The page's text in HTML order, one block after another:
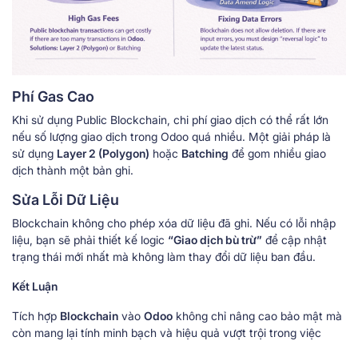
Phí Gas Cao
Khi sử dụng Public Blockchain, chi phí giao dịch có thể rất lớn
nếu số lượng giao dịch trong Odoo quá nhiều. Một giải pháp là
sử dụng Layer 2 (Polygon) hoặc Batching để gom nhiều giao
dịch thành một bản ghi.
Sửa Lỗi Dữ Liệu
Blockchain không cho phép xóa dữ liệu đã ghi. Nếu có lỗi nhập
liệu, bạn sẽ phải thiết kế logic “Giao dịch bù trừ” để cập nhật
trạng thái mới nhất mà không làm thay đổi dữ liệu ban đầu.
Kết Luận
Tích hợp Blockchain vào Odoo không chỉ nâng cao bảo mật mà
còn mang lại tính minh bạch và hiệu quả vượt trội trong việc